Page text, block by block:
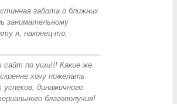
забота о ближних.
занимательному
я, наконец-то,
сайт по уши!!! Какие же
хочу пожелать
динамичного
благополучия!